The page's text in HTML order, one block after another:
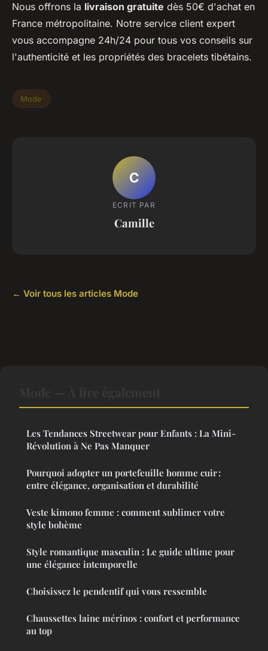
Nous offrons la livraison gratuite dès 50€ d'achat en
France métropolitaine. Notre service client expert
vous accompagne 24h/24 pour tous vos conseils sur
l'authenticité et les propriétés des bracelets tibétains.
Mode
C
ECRIT PAR
Camille
← Voir tous les articles Mode
Les Tendances Streetwear pour Enfants : La Mini-
Révolution à Ne Pas Manquer
Pourquoi adopter un portefeuille homme cuir :
entre élégance, organisation et durabilité
Veste kimono femme : comment sublimer votre
style bohème
Style romantique masculin : Le guide ultime pour
une élégance intemporelle
Choisissez le pendentif qui vous ressemble
Chaussettes laine mérinos : confort et performance
au top